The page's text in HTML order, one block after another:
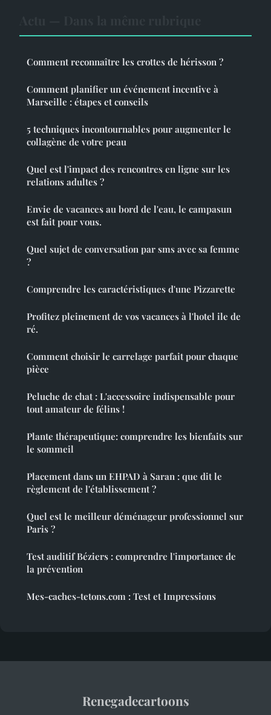
Comment reconnaître les crottes de hérisson ?
Comment planifier un événement incentive à
Marseille : étapes et conseils
5 techniques incontournables pour augmenter le
collagène de votre peau
Quel est l'impact des rencontres en ligne sur les
relations adultes ?
Envie de vacances au bord de l'eau, le campasun
est fait pour vous.
Quel sujet de conversation par sms avec sa femme
?
Comprendre les caractéristiques d'une Pizzarette
Profitez pleinement de vos vacances à l'hotel ile de
ré.
Comment choisir le carrelage parfait pour chaque
pièce
Peluche de chat : L'accessoire indispensable pour
tout amateur de félins !
Plante thérapeutique: comprendre les bienfaits sur
le sommeil
Placement dans un EHPAD à Saran : que dit le
règlement de l'établissement ?
Quel est le meilleur déménageur professionnel sur
Paris ?
Test auditif Béziers : comprendre l'importance de
la prévention
Mes-caches-tetons.com : Test et Impressions
Renegadecartoons